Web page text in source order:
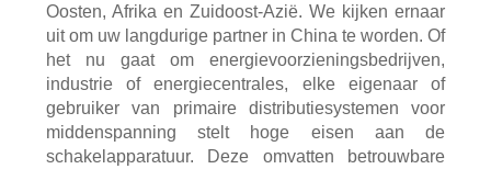
Oosten, Afrika en Zuidoost-Azië. We kijken ernaar
uit om uw langdurige partner in China te worden. Of
het nu gaat om energievoorzieningsbedrijven,
industrie of energiecentrales, elke eigenaar of
gebruiker van primaire distributiesystemen voor
middenspanning stelt hoge eisen aan de
schakelapparatuur. Deze omvatten betrouwbare